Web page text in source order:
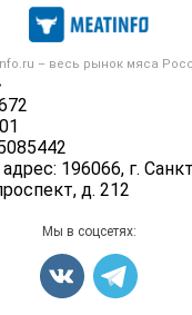
– весь рынок мяса
196066, г.
д. 212
Публичная оферта
Контактная информация
обработки персональных
Новости рынка
Мониторинг
Вакансии
Мясо, мясопродукты
Скот в живом весе
сосиски, деликатесы
Мясные полуфабрикаты
Мясные снеки
Яйца
Карта объявлений
Мы в соцсетях: